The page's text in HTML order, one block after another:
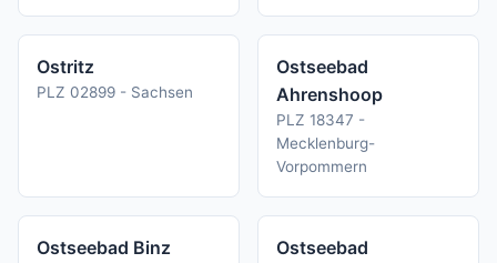
Ostritz
PLZ 02899 - Sachsen
Ostseebad
Ahrenshoop
PLZ 18347 -
Mecklenburg-
Vorpommern
Ostseebad Binz
Ostseebad